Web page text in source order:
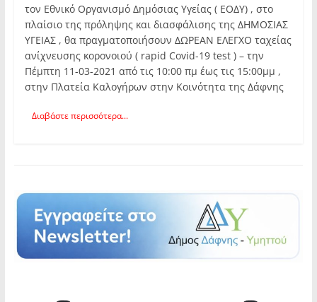
τον Εθνικό Οργανισμό Δημόσιας Υγείας ( ΕΟΔΥ) , στο
πλαίσιο της πρόληψης και διασφάλισης της ΔΗΜΟΣΙΑΣ
ΥΓΕΙΑΣ , θα πραγματοποιήσουν ΔΩΡΕΑΝ ΕΛΕΓΧΟ ταχείας
ανίχνευσης κορονοιού ( rapid Covid-19 test ) – την
Πέμπτη 11-03-2021 από τις 10:00 πμ έως τις 15:00μμ ,
στην Πλατεία Καλογήρων στην Κοινότητα της Δάφνης
Διαβάστε περισσότερα...